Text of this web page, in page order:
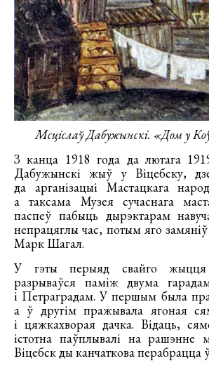
Мсціслаў Дабужынскі. «Дом у
З канца 1918 года да лютага
Дабужынскі жыў у Віцебску,
да арганізацыі Мастацкага
а таксама Музея сучаснага
паспеў пабыць дырэктарам
непрацяглы час, потым яго замяніў
Марк Шагал.
У гэты перыяд свайго жыцця
разрываўся паміж двума
і Петраградам. У першым была
а ў другім пражывала ягоная
і цяжкахворая дачка. Відаць,
істотна паўплывалі на рашэнне
Віцебск ды канчаткова перабрацца